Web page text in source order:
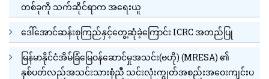
တစ်ခုကို သက်ဆိုင်ရာက အရေးယူ
ဒေါ်အောင်ဆန်းစုကြည်နှင့်တွေ့ဆုံခဲ့ကြောင်း ICRC အတည်ပြု
မြန်မာနိုင်ငံအိမ်ခြံမြေဝန်ဆောင်မှုအသင်း(ဗဟို) (MRESA) ၏
နှစ်ပတ်လည်အသင်းသားစုံညီ သင်းလုံးကျွတ်အစည်းအဝေးကျင်းပ